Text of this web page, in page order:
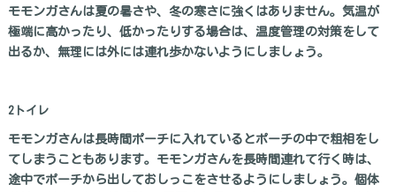
モモンガさんは夏の暑さや、冬の寒さに強くはありません。気温が
極端に高かったり、低かったりする場合は、温度管理の対策をして
出るか、無理には外には連れ歩かないようにしましょう。
2トイレ
モモンガさんは長時間ポーチに入れているとポーチの中で粗相をし
てしまうこともあります。モモンガさんを長時間連れて行く時は、
途中でポーチから出しておしっこをさせるようにしましょう。個体